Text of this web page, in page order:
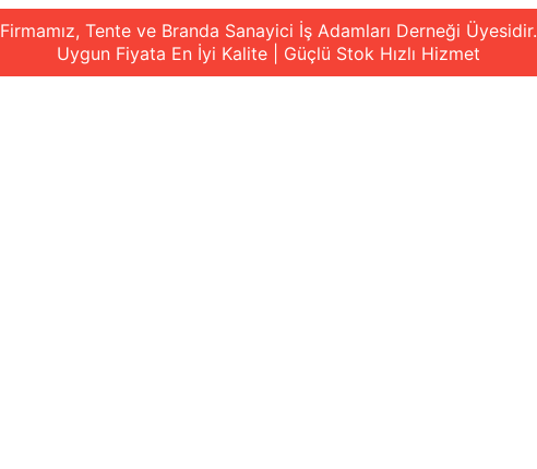
Firmamız, Tente ve Branda Sanayici İş Adamları Derneği Üyesidir.
Uygun Fiyata En İyi Kalite | Güçlü Stok Hızlı Hizmet